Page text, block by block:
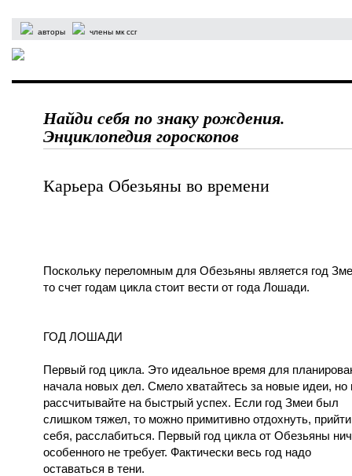
авторы члены мк ссг
Найди себя по знаку рождения.
Энциклопедия гороскопов
Карьера Обезьяны во времени
Поскольку переломным для Обезьяны является год
то счет годам цикла стоит вести от года Лошади.
ГОД ЛОШАДИ
Первый год цикла. Это идеальное время для
начала новых дел. Смело хватайтесь за новые идеи, но
рассчитывайте на быстрый успех. Если год Змеи был
слишком тяжел, то можно примитивно отдохнуть,
себя, расслабиться. Первый год цикла от Обезьяны
особенного не требует. Фактически весь год надо
оставаться в тени.